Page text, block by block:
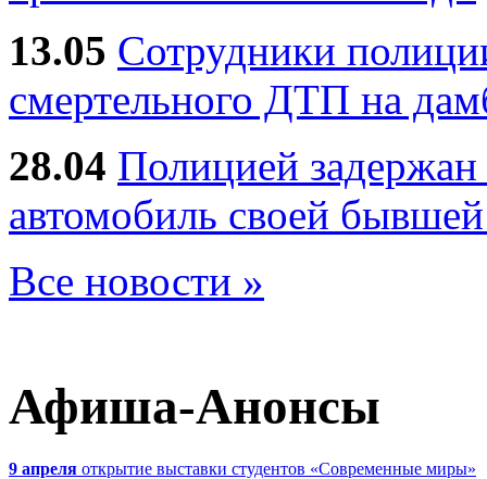
13.05 Сотрудники
смертельного ДТП на
28.04 Полицией
автомобиль своей
Все новости »
Афиша-Анонсы
9 апреля открытие выставки студентов «Современные миры»